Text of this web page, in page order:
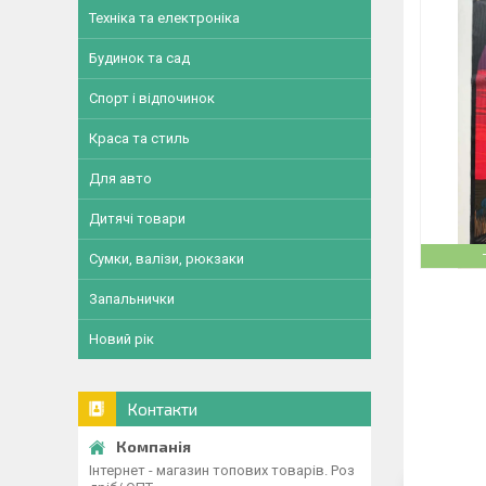
Техніка та електроніка
Будинок та сад
Спорт і відпочинок
Краса та стиль
Для авто
Дитячі товари
Сумки, валізи, рюкзаки
Запальнички
Новий рік
Контакти
Інтернет - магазин топових товарів. Роз